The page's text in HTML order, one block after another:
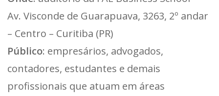
Av. Visconde de Guarapuava, 3263, 2º andar
– Centro – Curitiba (PR)
Público: empresários, advogados,
contadores, estudantes e demais
profissionais que atuam em áreas